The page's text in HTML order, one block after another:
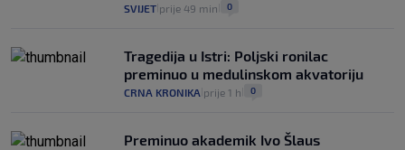
SVIJET prije 49 min 0
Tragedija u Istri: Poljski ronilac
preminuo u medulinskom akvatoriju
CRNA KRONIKA prije 1 h 0
Preminuo akademik Ivo Šlaus